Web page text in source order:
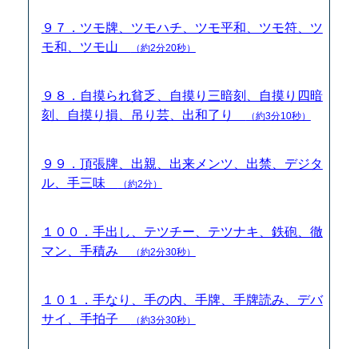
９７．ツモ牌、ツモハチ、ツモ平和、ツモ符、ツ
モ和、ツモ山
（約2分20秒）
９８．自摸られ貧乏、自摸り三暗刻、自摸り四暗
刻、自摸り損、吊り芸、出和了り
（約3分10秒）
９９．頂張牌、出親、出来メンツ、出禁、デジタ
ル、手三味
（約2分）
１００．手出し、テツチー、テツナキ、鉄砲、徹
マン、手積み
（約2分30秒）
１０１．手なり、手の内、手牌、手牌読み、デバ
サイ、手拍子
（約3分30秒）